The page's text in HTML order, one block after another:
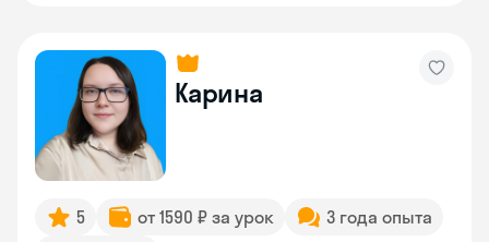
Карина
5 от 1590 ₽ за урок
3 года опыта